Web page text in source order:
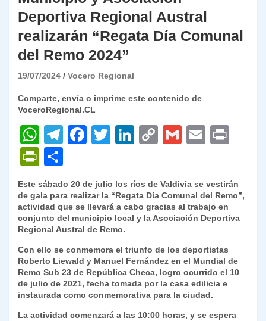
Deportiva Regional Austral
realizarán “Regata Día Comunal
del Remo 2024”
19/07/2024 Vocero Regional
Comparte, envía o imprime este contenido de
VoceroRegional.CL
W
h
at
s
A
p
p
T
gr
a
m
F
e
b
o
o
k
T
er
Li
e
dI
n
C
y
Li
k
G
l
E
l
P
ri
nt
Fr
ie
n
dl
y
o
m
p
ar
tir
Este sábado 20 de julio los ríos de Valdivia se vestirán
de gala para realizar la “Regata Día Comunal del Remo”,
actividad que se llevará a cabo gracias al trabajo en
conjunto del municipio local y la Asociación Deportiva
Regional Austral de Remo.
Con ello se conmemora el triunfo de los deportistas
Roberto Liewald y Manuel Fernández en el Mundial de
Remo Sub 23 de República Checa, logro ocurrido el 10
de julio de 2021, fecha tomada por la casa edilicia e
instaurada como conmemorativa para la ciudad.
La actividad comenzará a las 10:00 horas, y se espera